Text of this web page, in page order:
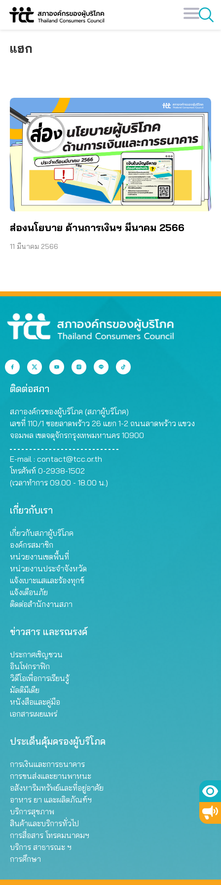
Skip
แฮก
ส่องนโยบาย ด้านการเงินฯ มีนาคม 2566
11 มีนาคม 2566
ติดต่อสภา
สภาองค์กรของผู้บริโภค (สภาผู้บริโภค)
เลขที่ 110/1 ซอยลาดพร้าว 26 แยก 1-2 ถนนลาดพร้าว แขวง
จอมพล เขตจตุจักรกรุงเทพมหานคร 10900
E-mail : contact@tcc.or.th
โทรศัพท์ 0-2938-1502
(เวลาทำการ 09.00 - 18.00 น.)
เกี่ยวกับเรา
เกี่ยวกับสภาผู้บริโภค
องค์กรสมาชิก
หน่วยงานเขตพื้นที่
หน่วยงานประจำจังหวัด
แจ้งเบาะแสและร้องทุกข์
แจ้งเตือนภัย
ติดต่อสำนักงานสภา
ข่าวสาร และรณรงค์
ประกาศเชิญชวน
อินโฟกราฟิก
วิดีโอเพื่อการเรียนรู้
มัลติมีเดีย
หนังสือและคู่มือ
เอกสารเผยแพร่
ประเด็นคุ้มครองผู้บริโภค
การเงินและการธนาคาร
การขนส่งและยานพาหนะ
อสังหาริมทรัพย์และที่อยู่อาศัย
อาหาร ยา และผลิตภัณฑ์ฯ
บริการสุขภาพ
สินค้าและบริการทั่วไป
การสื่อสาร โทรคมนาคมฯ
บริการ สาธารณะ ฯ
การศึกษา